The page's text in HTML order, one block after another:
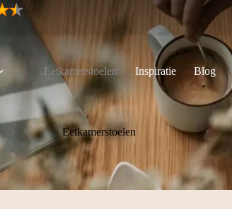
Eetkamerstoelen Inspiratie Blog
Eetkamerstoelen